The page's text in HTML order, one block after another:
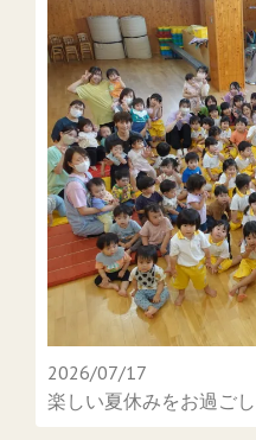
2026/07/17
楽しい夏休みをお過ご